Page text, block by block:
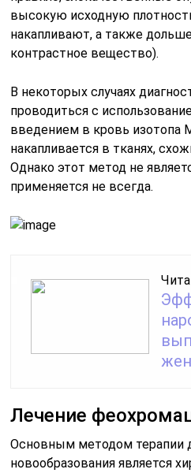
высокую исходную
накапливают, а также
контрастное вещество).
В некоторых случаях
проводиться с
введением в кровь изотопа
накапливается в тканях,
Однако этот метод не
применяется не всегда.
Лечение
Основным методом терапии
новообразования является